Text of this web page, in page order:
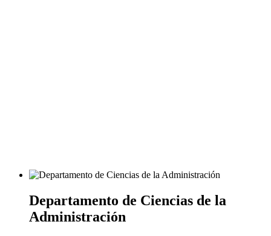
Departamento de Ciencias de la
Administración